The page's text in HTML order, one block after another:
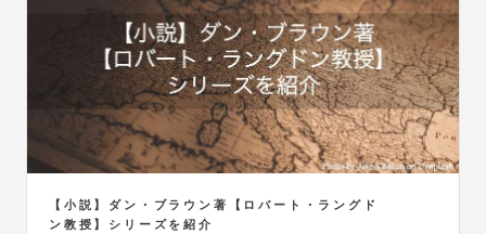
【小説】ダン・ブラウン著【ロバート・ラングド
ン教授】シリーズを紹介